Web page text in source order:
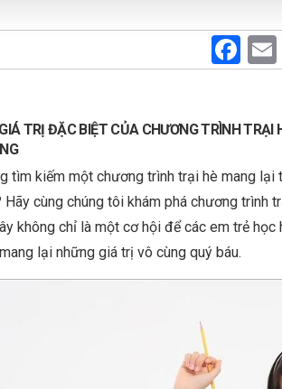
F
a
b
o
o
k
TRỊ ĐẶC BIỆT CỦA CHƯƠNG TRÌNH TRẠI
tìm kiếm một chương trình trại hè mang
Hãy cùng chúng tôi khám phá chương trình
không chỉ là một cơ hội để các em trẻ học
lại những giá trị vô cùng quý báu.